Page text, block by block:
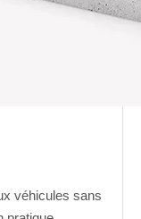
véhicules sans